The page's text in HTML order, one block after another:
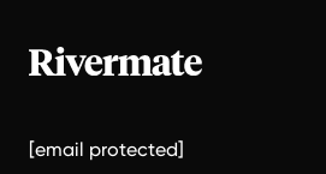
[email protected]